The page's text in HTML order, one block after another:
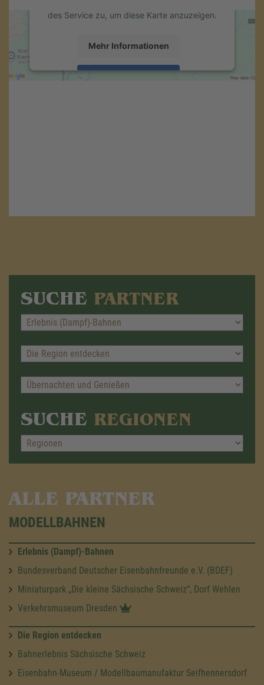
SUCHE PARTNER
SUCHE REGIONEN
ALLE PARTNER
MODELLBAHNEN
Erlebnis (Dampf)-Bahnen
Bundesverband Deutscher Eisenbahnfreunde e.V. (BDEF)
Miniaturpark „Die kleine Sächsische Schweiz“, Dorf Wehlen
Verkehrsmuseum Dresden
Die Region entdecken
Bahnerlebnis Sächsische Schweiz
Eisenbahn-Museum / Modellbaumanufaktur Seifhennersdorf
des Service zu, um diese Karte anzuzeigen.
Mehr Informationen